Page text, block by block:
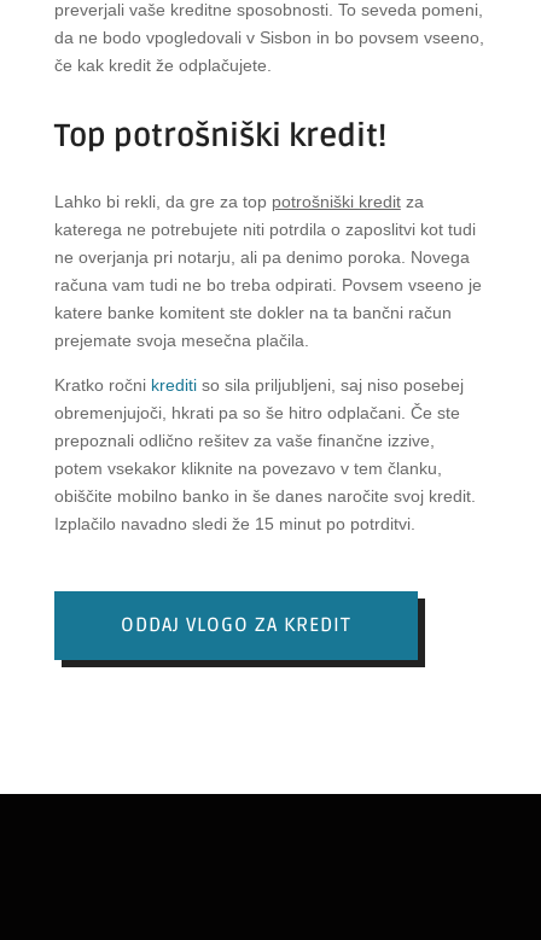
preverjali vaše kreditne sposobnosti. To seveda pomeni,
da ne bodo vpogledovali v Sisbon in bo povsem vseeno,
če kak kredit že odplačujete.
Top potrošniški kredit!
Lahko bi rekli, da gre za top potrošniški kreditza
katerega ne potrebujete niti potrdila o zaposlitvi kot tudi
ne overjanja pri notarju, ali pa denimo poroka. Novega
računa vam tudi ne bo treba odpirati. Povsem vseeno je
katere banke komitent ste dokler na ta bančni račun
prejemate svoja mesečna plačila.
Kratko ročni kreditiso sila priljubljeni, saj niso posebej
obremenjujoči, hkrati pa so še hitro odplačani. Če ste
prepoznali odlično rešitev za vaše finančne izzive,
potem vsekakor kliknite na povezavo v tem članku,
obiščite mobilno banko in še danes naročite svoj kredit.
Izplačilo navadno sledi že 15 minut po potrditvi.
ODDAJ VLOGO ZA KREDIT